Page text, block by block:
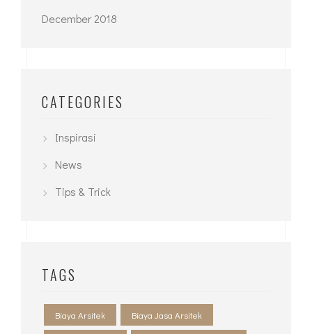
December 2018
CATEGORIES
Inspirasi
News
Tips & Trick
TAGS
Biaya Arsitek Biaya Jasa Arsitek